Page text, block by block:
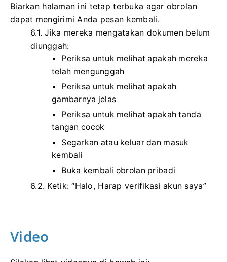
Biarkan halaman ini tetap terbuka agar obrolan
dapat mengirimi Anda pesan kembali.
6.1.Jika mereka mengatakan dokumen belum
diunggah:
Periksa untuk melihat apakah mereka
telah mengunggah
Periksa untuk melihat apakah
gambarnya jelas
Periksa untuk melihat apakah tanda
tangan cocok
Segarkan atau keluar dan masuk
kembali
Buka kembali obrolan pribadi
6.2. Ketik: “Halo, Harap verifikasi akun saya”
Video